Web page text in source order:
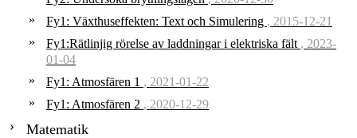
Fy1: Växthuseffekten: Text och Simulering , 2015-12-21
Fy1:Rätlinjig rörelse av laddningar i elektriska fält , 2023-
01-04
Fy1: Atmosfären 1 , 2021-01-22
Fy1: Atmosfären 2 , 2020-12-29
Matematik